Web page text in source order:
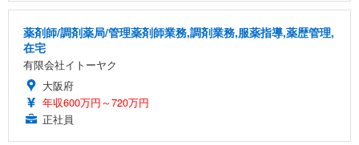
薬剤師/調剤薬局/管理薬剤師業務,調剤業務,服薬指導,薬歴管理,
在宅
有限会社イトーヤク
大阪府
年収600万円～720万円
正社員